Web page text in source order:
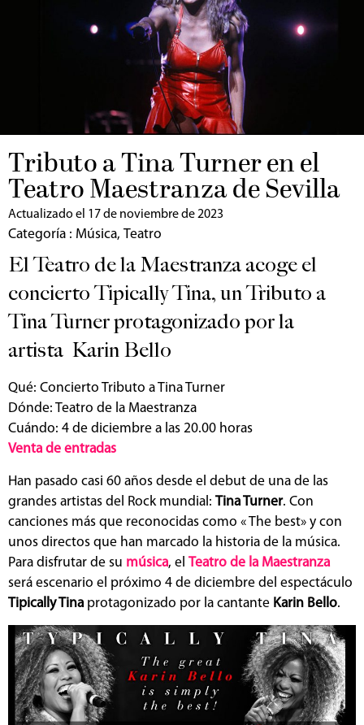
Tributo a Tina Turner en el
Teatro Maestranza de Sevilla
Actualizado el 17 de noviembre de 2023
Categoría : Música, Teatro
El Teatro de la Maestranza acoge el
concierto Tipically Tina, un Tributo a
Tina Turner protagonizado por la
artista Karin Bello
Qué: Concierto Tributo a Tina Turner
Dónde: Teatro de la Maestranza
Cuándo: 4 de diciembre a las 20.00 horas
Venta de entradas
Han pasado casi 60 años desde el debut de una de las
grandes artistas del Rock mundial: Tina Turner. Con
canciones más que reconocidas como « The best» y con
unos directos que han marcado la historia de la música.
Para disfrutar de su música, el Teatro de la Maestranza
será escenario el próximo 4 de diciembre del espectáculo
Tipically Tinaprotagonizado por la cantante Karin Bello.